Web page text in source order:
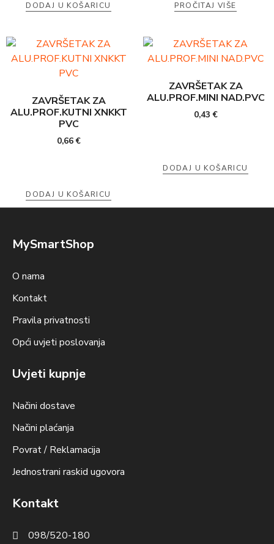
DODAJ U KOŠARICU PROČITAJ VIŠE
ZAVRŠETAK ZA
ALU.PROF.KUTNI XNKKT
PVC
0,66€
DODAJ U KOŠARICU
ZAVRŠETAK ZA
ALU.PROF.MINI NAD.PVC
0,43€
DODAJ U KOŠARICU
MySmartShop
O nama
Kontakt
Pravila privatnosti
Opći uvjeti poslovanja
Uvjeti kupnje
Načini dostave
Načini plaćanja
Povrat / Reklamacija
Jednostrani raskid ugovora
Kontakt
098/520-180